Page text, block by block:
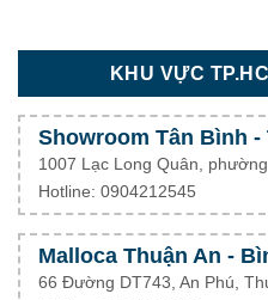
KHU VỰC
Showroom Tân Bình -
1007 Lạc Long Quân,
Hotline: 0904212545
Malloca Thuận An -
66 Đường DT743, An Phú,